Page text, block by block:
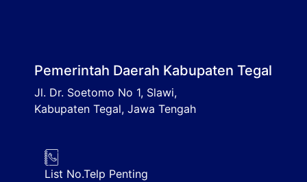
Pemerintah Daerah Kabupaten Tegal
Jl. Dr. Soetomo No 1, Slawi,
Kabupaten Tegal, Jawa Tengah
List No.Telp Penting